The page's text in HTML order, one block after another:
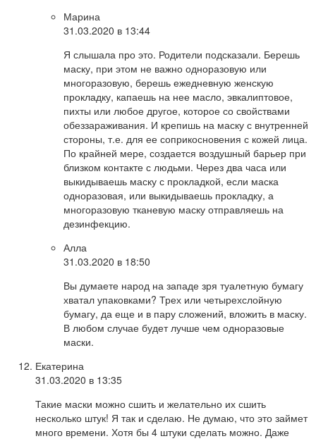
Марина
31.03.2020 в 13:44
Я слышала про это. Родители подсказали. Берешь
маску, при этом не важно одноразовую или
многоразовую, берешь ежедневную женскую
прокладку, капаешь на нее масло, эвкалиптовое,
пихты или любое другое, которое со свойствами
обеззараживания. И крепишь на маску с внутренней
стороны, т.е. для ее соприкосновения с кожей лица.
По крайней мере, создается воздушный барьер при
близком контакте с людьми. Через два часа или
выкидываешь маску с прокладкой, если маска
одноразовая, или выкидываешь прокладку, а
многоразовую тканевую маску отправляешь на
дезинфекцию.
Алла
31.03.2020 в 18:50
Вы думаете народ на западе зря туалетную бумагу
хватал упаковками? Трех или четырехслойную
бумагу, да еще и в пару сложений, вложить в маску.
В любом случае будет лучше чем одноразовые
маски.
Екатерина
31.03.2020 в 13:35
Такие маски можно сшить и желательно их сшить
несколько штук! Я так и сделаю. Не думаю, что это займет
много времени. Хотя бы 4 штуки сделать можно. Даже